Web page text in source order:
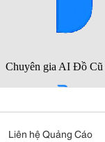
Liên hệ Quảng Cáo